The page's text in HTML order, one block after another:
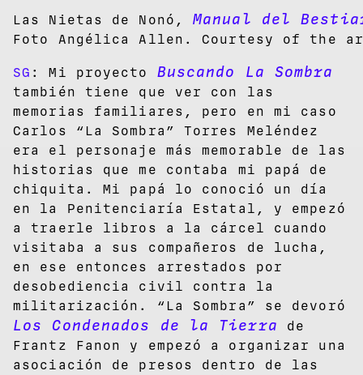
Las Nietas de Nonó, Manual del
Foto Angélica Allen. Courtesy of the
SG : Mi proyecto Buscando La Sombra
también tiene que ver con las
memorias familiares, pero en mi caso
Carlos “La Sombra” Torres Meléndez
era el personaje más memorable de las
historias que me contaba mi papá de
chiquita. Mi papá lo conoció un día
en la Penitenciaría Estatal, y empezó
a traerle libros a la cárcel cuando
visitaba a sus compañeros de lucha,
en ese entonces arrestados por
desobediencia civil contra la
militarización. “La Sombra” se devoró
Los Condenados de la Tierra de
Frantz Fanon y empezó a organizar una
asociación de presos dentro de las